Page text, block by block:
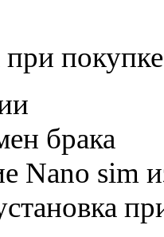
брака
Nano sim